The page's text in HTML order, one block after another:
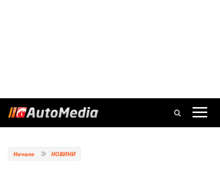
Начало НОВИНИ